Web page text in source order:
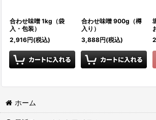
合わせ味噌 1kg（袋
入・包装）
2,916円(税込)
合わせ味噌 900g（樽
入り）
3,888円(税込)
ホーム